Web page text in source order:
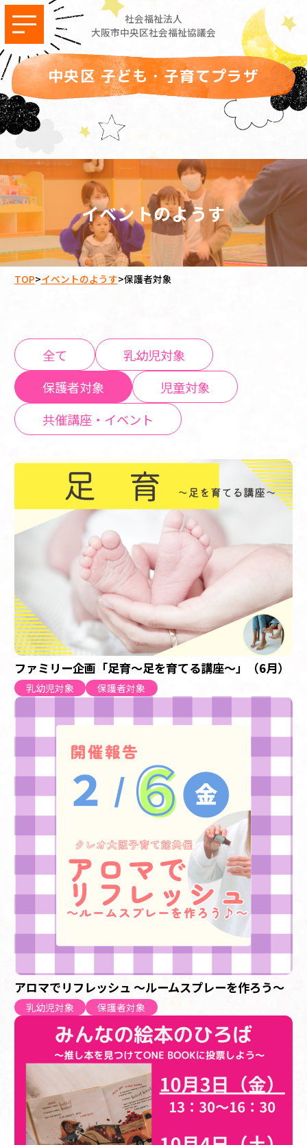
社会福祉法人
大阪市中央区社会福祉協議会
中央区 子ども・子育てプラザ
イベントのようす
TOP>イベントのようす>保護者対象
全て
乳幼児対象
保護者対象
児童対象
共催講座・イベント
ファミリー企画「足育～足を育てる講座～」（6月）
乳幼児対象 保護者対象
アロマでリフレッシュ ～ルームスプレーを作ろう～
乳幼児対象 保護者対象